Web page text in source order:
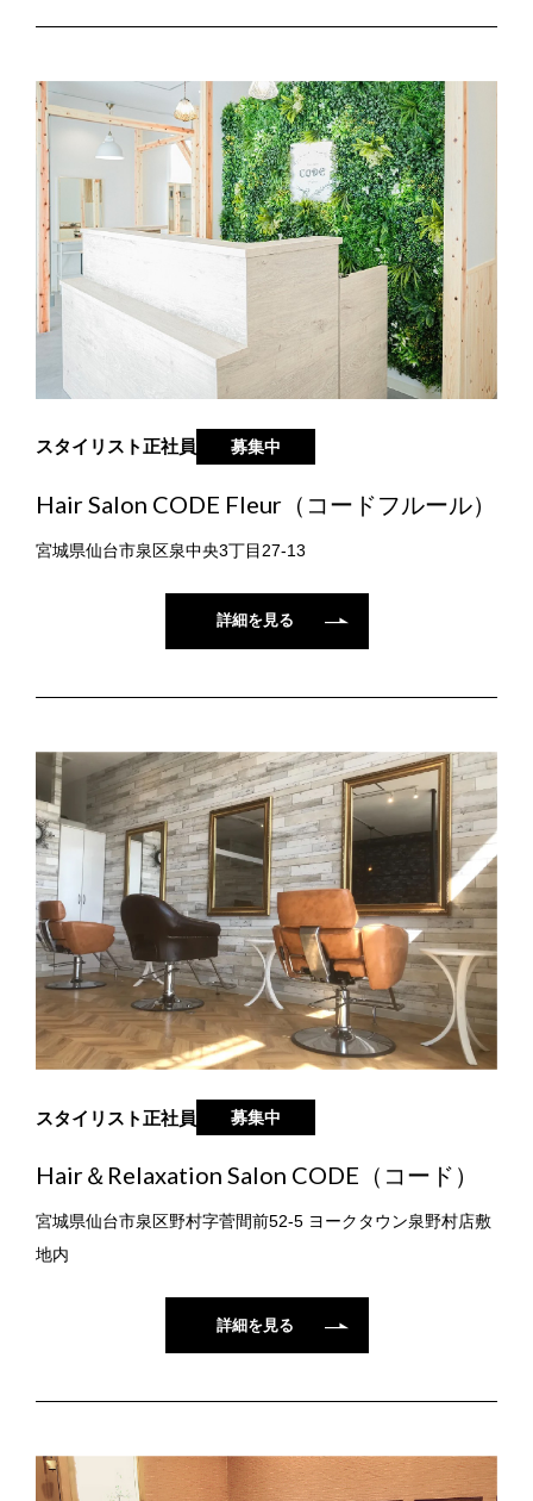
スタイリスト正社員 募集中
Hair Salon CODE Fleur（コードフルール）
宮城県仙台市泉区泉中央3丁目27-13
詳細を見る
スタイリスト正社員 募集中
Hair＆Relaxation Salon CODE（コード）
宮城県仙台市泉区野村字菅間前52-5 ヨークタウン泉野村店敷
地内
詳細を見る